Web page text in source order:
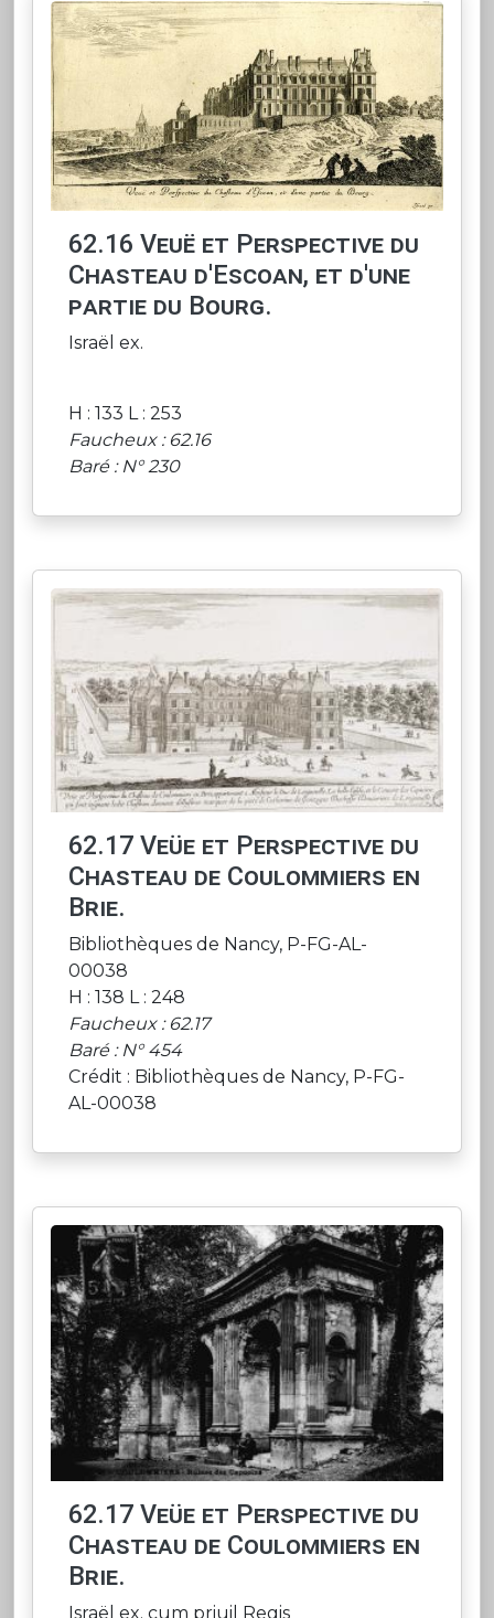
62.16 Veuë et Perspective du
Chasteau d'Escoan, et d'une
partie du Bourg.
Israël ex.
H : 133 L : 253
Faucheux : 62.16
Baré : N° 230
62.17 Veüe et Perspective du
Chasteau de Coulommiers en
Brie.
Bibliothèques de Nancy, P-FG-AL-
00038
H : 138 L : 248
Faucheux : 62.17
Baré : N° 454
Crédit : Bibliothèques de Nancy, P-FG-
AL-00038
62.17 Veüe et Perspective du
Chasteau de Coulommiers en
Brie.
Israël ex. cum priuil Regis